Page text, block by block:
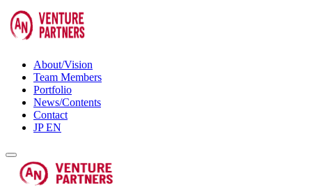
About/Vision
Team Members
Portfolio
News/Contents
Contact
JPEN